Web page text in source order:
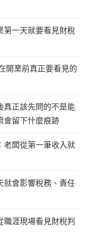
第一天就要看見財稅
開業前真正要看見的
真正該先問的不是能
會留下什麼痕跡
老闆從第一筆收入就
就會影響稅務、責任
職涯現場看見財稅判